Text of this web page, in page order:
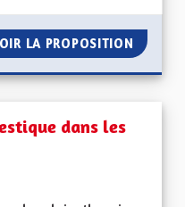
LA PROPOSITION LES
dans les